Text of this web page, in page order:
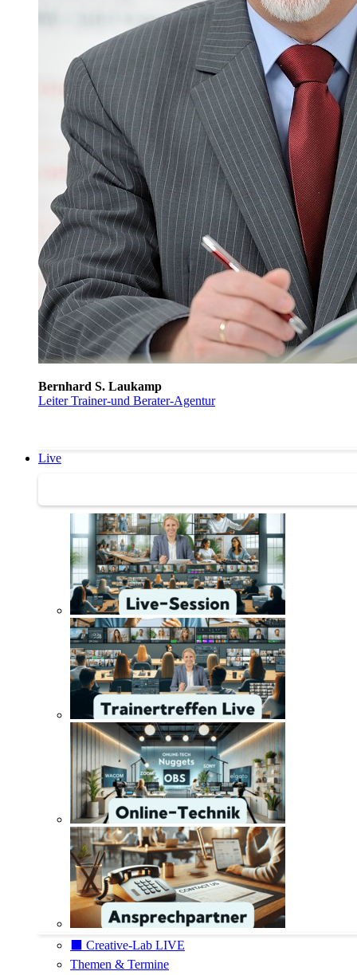
Bernhard S. Laukamp
Leiter Trainer-und Berater-Agentur
Live
⬛️ Creative-Lab LIVE
Themen & Termine